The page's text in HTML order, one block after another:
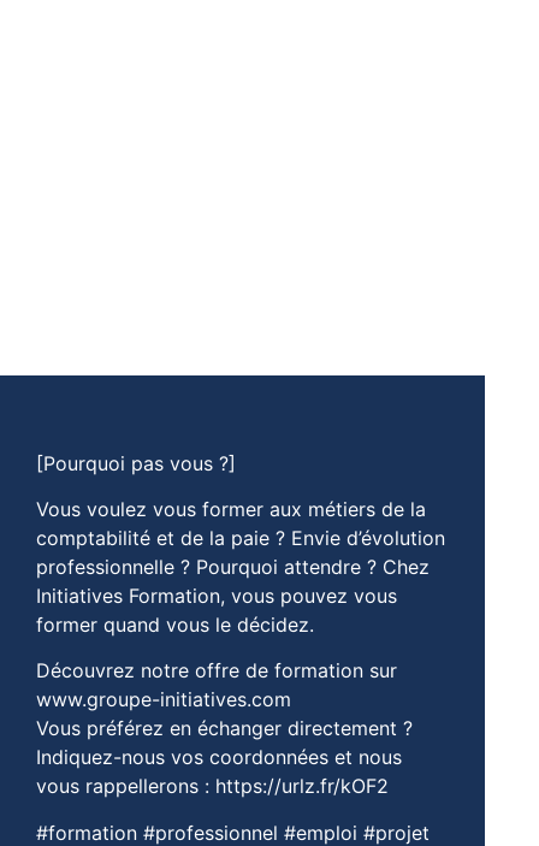
[Pourquoi pas vous ?]
Vous voulez vous former aux métiers de la
comptabilité et de la paie ? Envie d’évolution
professionnelle ? Pourquoi attendre ? Chez
Initiatives Formation, vous pouvez vous
former quand vous le décidez.
Découvrez notre offre de formation sur
www.groupe-initiatives.com
Vous préférez en échanger directement ?
Indiquez-nous vos coordonnées et nous
vous rappellerons : https://urlz.fr/kOF2
#formation #professionnel #emploi #projet